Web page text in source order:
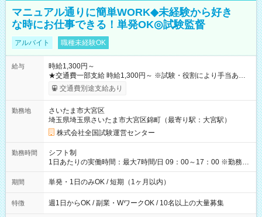
マニュアル通りに簡単WORK◆未経験から好き
な時にお仕事できる！単発OK◎試験監督
アルバイト 職種未経験OK
給与
時給1,300円～
★交通費一部支給 時給1,300円～ ※試験・役割により手当あり
※勤務回数により昇給あり 【即給（前払い）オプションあ
り！】 希望される場合、勤務から1週間ほどで給与の一部を受け
例】 ・河合塾模擬試験 8:30～17:30（休憩1時間） 時給1,300円
×8時間＝日収10,400円＋交通費 ※当日の役割により時給＋100
円の場合あり ・国家試験 7:00～13:30（休憩なし） 時給1,300
円（役割手当＋100円）×6時間＝日収8,400円＋交通費 【試用期
間】試用期間なし
交通費別途支給あり
勤務地
さいたま市大宮区
埼玉県埼玉県さいたま市大宮区錦町（最寄り駅：大宮駅）
株式会社全国試験運営センター
勤務時間
シフト制
1日あたりの実働時間：最大7時間/日 09：00～17：00 ※勤務時
間は 試験により異なります。
期間 単発・1日のみOK / 短期（1ヶ月以内）
特徴 週1日からOK / 副業・WワークOK / 10名以上の大量募集